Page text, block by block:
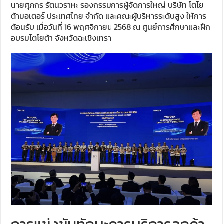
นายศุภกร รัตนวราหะ รองกรรมการผู้จัดการใหญ่ บริษัท โตโย
ต้ามอเตอร์ ประเทศไทย จำกัด และคณะผู้บริหารระดับสูง ให้การ
ต้อนรับ เมื่อวันที่ 16 พฤศจิกายน 2568 ณ ศูนย์การศึกษาและฝึก
อบรมโตโยต้า จังหวัดฉะเชิงเทรา